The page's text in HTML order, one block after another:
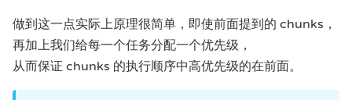
做到这一点实际上原理很简单，即使前面提到的 chunks，
再加上我们给每一个任务分配一个优先级，
从而保证 chunks 的执行顺序中高优先级的在前面。